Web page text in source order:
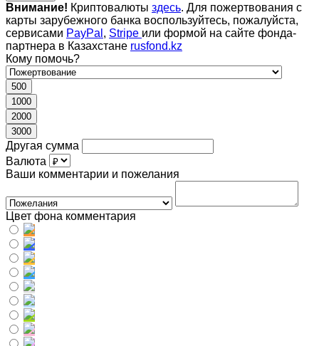
Внимание! Криптовалюты здесь. Для пожертвования с
карты зарубежного банка воспользуйтесь, пожалуйста,
сервисами PayPal , Stripe или формой на сайте фонда-
партнера в Казахстане rusfond.kz
Кому помочь?
500
1000
2000
3000
Другая сумма
Валюта
Ваши комментарии и пожелания
Цвет фона комментария